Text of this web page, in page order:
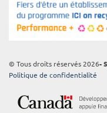
© Tous droits réservés 2026-
Politique de confidentialité